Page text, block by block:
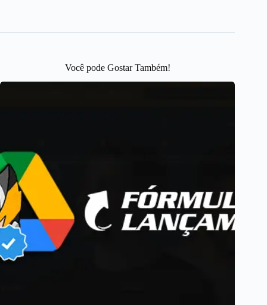
Você pode Gostar Também!